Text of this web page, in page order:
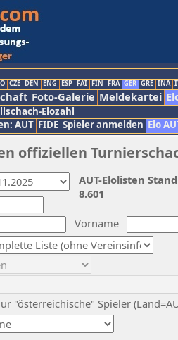
CZE DEN ENG ESP FAI FIN FRA GER GRE INA
Foto-Galerie Meldekartei
Elozahl
AUT FIDE Spieler anmelden Elo
offiziellen
Vorname
"österreichische" Spieler
AUT-Elolisten
8.601